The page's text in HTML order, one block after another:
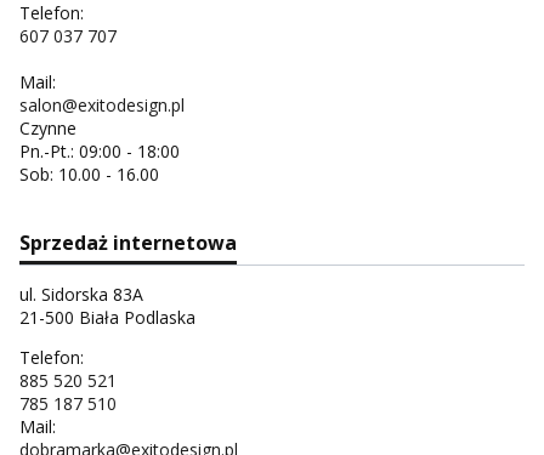
Telefon:
607 037 707
Mail:
salon@exitodesign.pl
Czynne
Pn.-Pt.: 09:00 - 18:00
Sob: 10.00 - 16.00
Sprzedaż internetowa
ul. Sidorska 83A
21-500 Biała Podlaska
Telefon:
885 520 521
785 187 510
Mail:
dobramarka@exitodesign.pl